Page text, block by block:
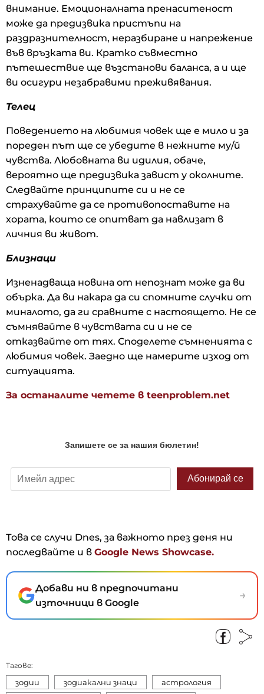
внимание. Емоционалната пренаситеност
може да предизвика пристъпи на
раздразнителност, неразбиране и напрежение
във връзката ви. Кратко съвместно
пътешествие ще възстанови баланса, а и ще
ви осигури незабравими преживявания.
Телец
Поведението на любимия човек ще е мило и за
пореден път ще се убедите в нежните му/й
чувства. Любовната ви идилия, обаче,
вероятно ще предизвика завист у околните.
Следвайте принципите си и не се
страхувайте да се противопоставите на
хората, които се опитват да навлизат в
личния ви живот.
Близнаци
Изненадваща новина от непознат може да ви
обърка. Да ви накара да си спомните случки от
миналото, да ги сравните с настоящето. Не се
съмнявайте в чувствата си и не се
отказвайте от тях. Споделете съмненията с
любимия човек. Заедно ще намерите изход от
ситуацията.
За останалите четете в teenproblem.net
Това се случи Dnes, за важното през деня ни
последвайте и в Google News Showcase.
Добави ни в предпочитани
източници в Google
→
Тагове:
зодии зодиакални знаци
астрология